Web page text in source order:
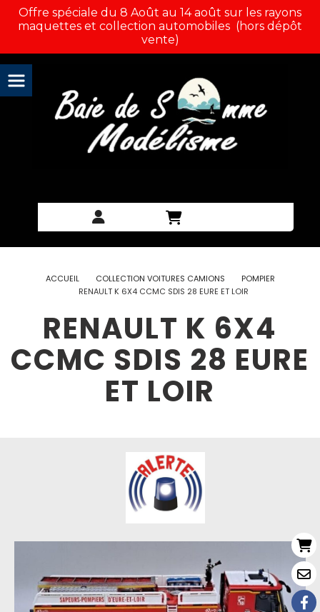
Offre spéciale du 8 Août au 14 août sur les rayons
maquettes et collection automobiles (hors dépôt
vente)
ACCUEIL COLLECTION VOITURES CAMIONS
POMPIER
RENAULT K 6X4 CCMC SDIS 28 EURE ET LOIR
RENAULT K 6X4
CCMC SDIS 28 EURE
ET LOIR
Panneau de gestion des cookies